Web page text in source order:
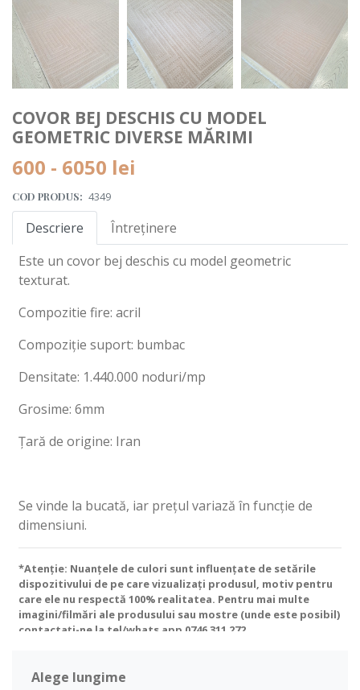
COVOR BEJ DESCHIS CU MODEL
GEOMETRIC DIVERSE MĂRIMI
600 - 6050 lei
COD PRODUS: 4349
Descriere
Întreținere
Este un covor bej deschis cu model geometric
texturat.
Compozitie fire: acril
Compoziție suport: bumbac
Densitate: 1.440.000 noduri/mp
Grosime: 6mm
Țară de origine: Iran
Se vinde la bucată, iar prețul variază în funcție de
dimensiuni.
*Atenție: Nuanțele de culori sunt influențate de setările
dispozitivului de pe care vizualizați produsul, motiv pentru
care ele nu respectă 100% realitatea. Pentru mai multe
imagini/filmări ale produsului sau mostre (unde este posibil)
contactați-ne la tel/whats app 0746 311 272
Alege lungime